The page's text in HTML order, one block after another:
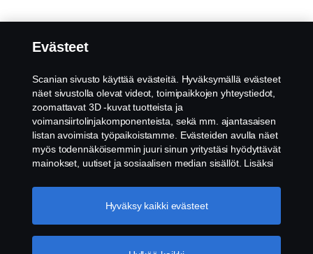
Evästeet
Scanian sivusto käyttää evästeitä. Hyväksymällä evästeet
näet sivustolla olevat videot, toimipaikkojen yhteystiedot,
zoomattavat 3D -kuvat tuotteista ja
voimansiirtolinjakomponenteista, sekä mm. ajantasaisen
listan avoimista työpaikoistamme. Evästeiden avulla näet
myös todennäköisemmin juuri sinun yritystäsi hyödyttävät
mainokset, uutiset ja sosiaalisen median sisällöt. Lisäksi
parantamiseksi, kun hyväksyt evästeet. Klikkaamalla
"Hyväksyn evästeet" annat suostumuksesi kaikkien
Hyväksy kaikki evästeet